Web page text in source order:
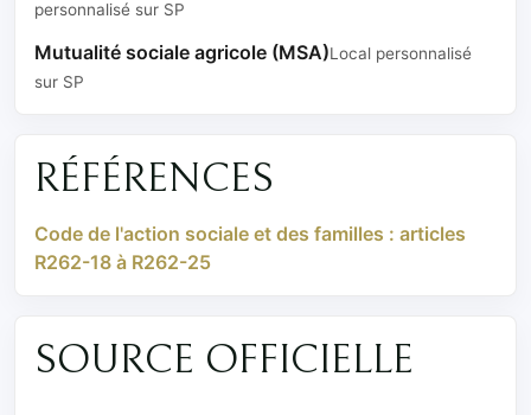
personnalisé sur SP
Mutualité sociale agricole (MSA)Local personnalisé
sur SP
RÉFÉRENCES
Code de l'action sociale et des familles : articles
R262-18 à R262-25
SOURCE OFFICIELLE